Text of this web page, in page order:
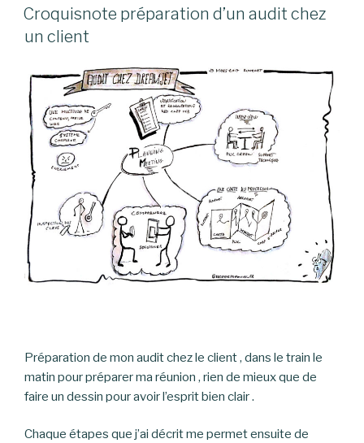
LE
Croquisnote préparation d’un audit chez
un client
Préparation de mon audit chez le client , dans le train le
matin pour préparer ma réunion , rien de mieux que de
faire un dessin pour avoir l’esprit bien clair .
Chaque étapes que j’ai décrit me permet ensuite de